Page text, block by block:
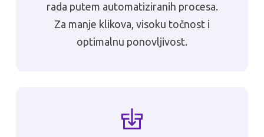
rada putem automatiziranih procesa.
Za manje klikova, visoku točnost i
optimalnu ponovljivost.